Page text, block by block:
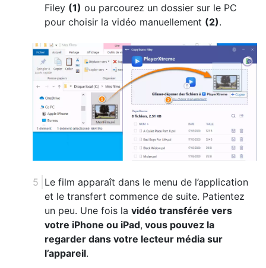
Filey (1) ou parcourez un dossier sur le PC
pour choisir la vidéo manuellement (2).
Le film apparaît dans le menu de l’application
et le transfert commence de suite. Patientez
un peu. Une fois la vidéo transférée vers
votre iPhone ou iPad, vous pouvez la
regarder dans votre lecteur média sur
l’appareil.